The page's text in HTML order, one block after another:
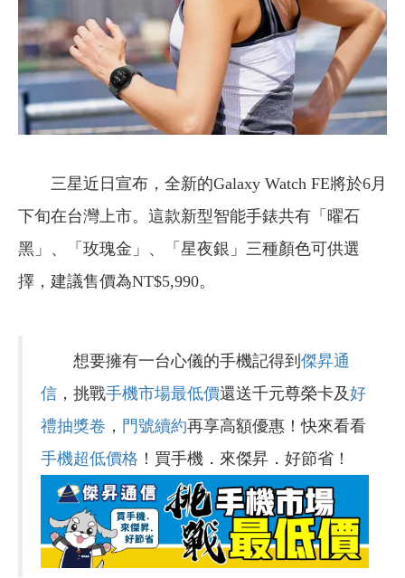
三星近日宣布，全新的Galaxy Watch FE將於6月
下旬在台灣上市。這款新型智能手錶共有「曜石
黑」、「玫瑰金」、「星夜銀」三種顏色可供選
擇，建議售價為NT$5,990。
想要擁有一台心儀的手機記得到 傑昇通
信 ，挑戰手機市場最低價還送千元尊榮卡及好
禮抽獎卷 ， 門號續約再享高額優惠！快來看看
手機超低價格 ！買手機．來傑昇．好節省！